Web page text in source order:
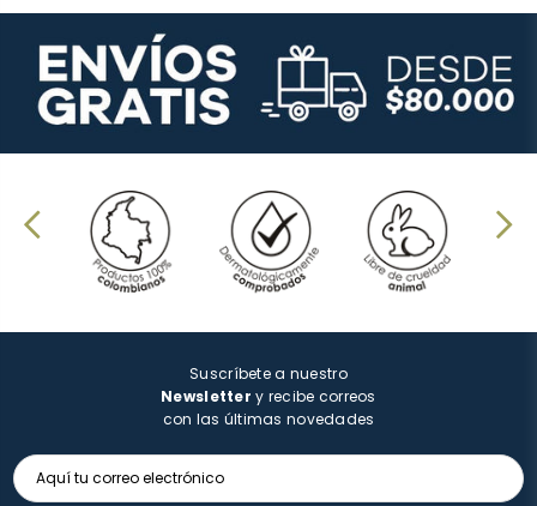
Suscríbete a nuestro
Newsletter y recibe correos
con las últimas novedades